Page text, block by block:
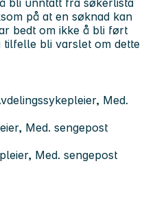
på at en søknad kan
bedt om ikke å bli ført
bli varslet om dette
Med.
Med. sengepost
Med. sengepost